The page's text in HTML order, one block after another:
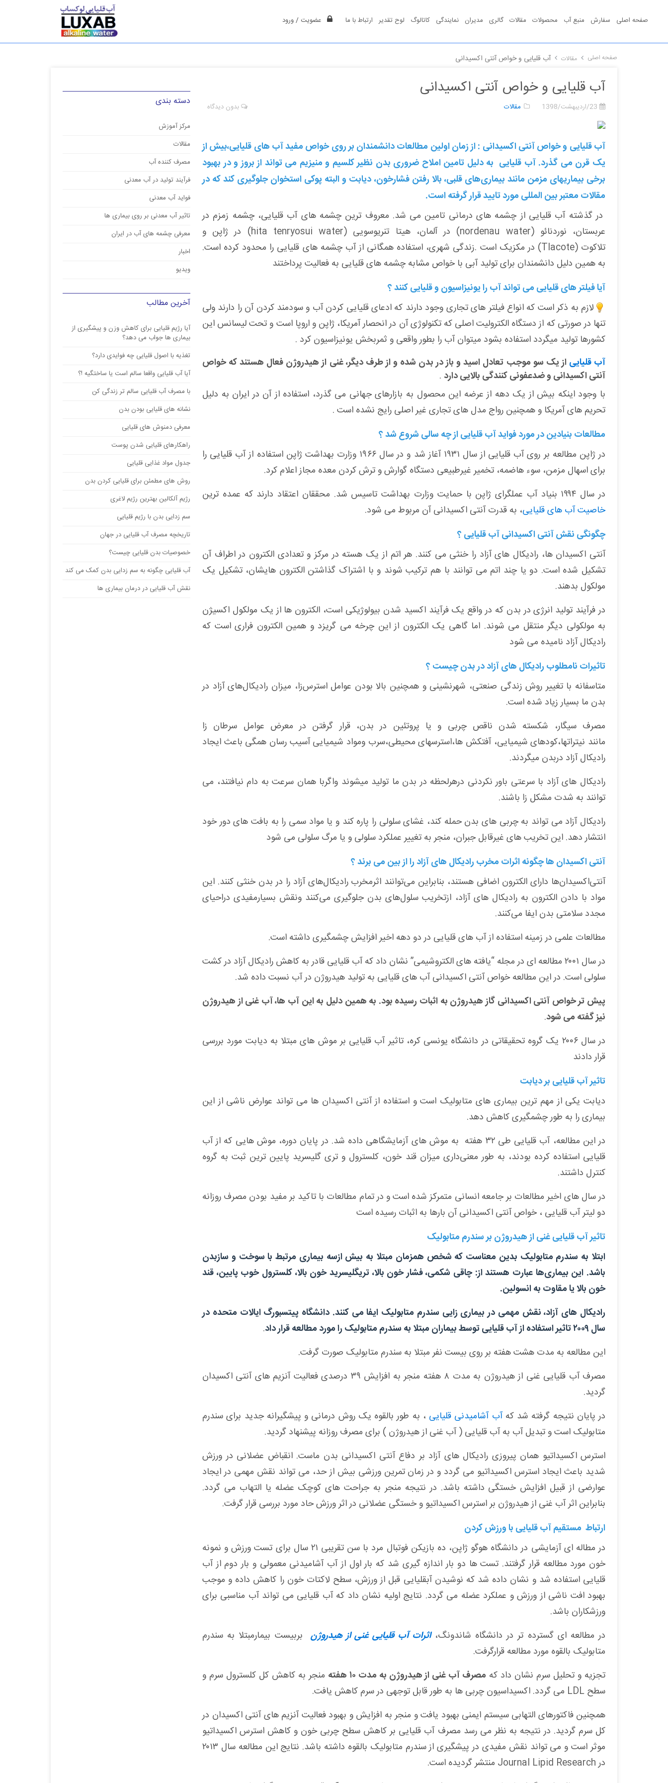
صفحه اصلی سفارش منبع آب محصولات مقالات گالری مدیران نمایندگی کاتالوگ لوح تقدیر ارتباط با ما عضویت /ورود
صفحه اصلی مقالات آب قلیایی و خواص آنتی اکسیدانی
آب قلیایی و خواص آنتی اکسیدانی
مقالات بدون دیدگاه
آب قلیایی و خواص آنتی اکسیدانی : از زمان اولین مطالعات دانشمندان بر روی خواص مفید آب های قلیایی،بیش از
یک قرن می گذرد. آب قلیایی به دلیل تامین املاح ضروری بدن نظیر کلسیم و منیزیم می تواند از بروز و در بهبود
برخی بیماریهای مزمن مانند بیماری‌های قلبی، بالا رفتن فشارخون، دیابت و البته پوکی‌ استخوان جلوگیری کند که در
مقالات معتبر بین المللی مورد تایید قرار گرفته است.
در گذشته آب قلیایی از چشمه های درمانی تامین می شد. معروف ترین چشمه های آب قلیایی، چشمه زمزم در
عربستان، نوردنائو (nordenau water) در آلمان، هیتا تنریوسویی (hita tenryosui water) در ژاپن و
تلاکوت (Tlacote) در مکزیک است .زندگی شهری، استفاده همگانی از آب چشمه های قلیایی را محدود کرده است.
به همین دلیل دانشمندان برای تولید آبی با خواص مشابه چشمه های قلیایی به فعالیت پرداختند
آیا فیلتر های قلیایی می تواند آب را یونیزاسیون و قلیایی کنند ؟
لازم به ذکر است که انواع فیلتر های تجاری وجود دارند که ادعای قلیایی کردن آب و سودمند کردن آن را دارند ولی
تنها در صورتی که از دستگاه الکترولیت اصلی که تکنولوژی آن در انحصار آمریکا، ژاپن و اروپا است و تحت لیسانس این
کشورها تولید میگردد استفاده بشود میتوان آب را بطور واقعی و ثمربخش یونیزاسیون کرد .
آب قلیایی از یک سو موجب تعادل اسید و باز در بدن شده و از طرف دیگر، غنی از هیدروژن فعال هستند که خواص
آنتی اکسیدانی و ضدعفونی کنندگی بالایی دارد .
با وجود اینکه بیش از یک دهه از عرضه این محصول به بازارهای جهانی می گذرد، استفاده از آن در ایران به دلیل
تحریم های آمریکا و همچنین رواج مدل های تجاری غیر اصلی رایج نشده است .
مطالعات بنیادین در مورد فواید آب قلیایی از چه سالی شروع شد ؟
در ژاپن مطالعه بر روی آب قلیایی از سال ۱۹۳۱ آغاز شد و در سال ۱۹۶۶ وزارت بهداشت ژاپن استفاده از آب قلیایی را
برای اسهال مزمن، سوء هاضمه، تخمیر غیرطبیعی دستگاه گوارش و ترش کردن معده مجاز اعلام کرد.
در سال ۱۹۹۴ بنیاد آب عملگرای ژاپن با حمایت وزارت بهداشت تاسیس شد. محققان اعتقاد دارند که عمده ترین
خاصیت آب های قلیایی، به قدرت آنتی اکسیدانی آن مربوط می شود.
چگونگی نقش آنتی اکسیدانی آب قلیایی ؟
آنتی اکسیدان ها، رادیکال های آزاد را خنثی می کنند. هر اتم از یک هسته در مرکز و تعدادی الکترون در اطراف آن
تشکیل شده است. دو یا چند اتم می توانند با هم ترکیب شوند و با اشتراک گذاشتن الکترون هایشان، تشکیل یک
مولکول بدهند.
در فرآیند تولید انرژی در بدن که در واقع یک فرآیند اکسید شدن بیولوژیکی است، الکترون ها از یک مولکول اکسیژن
به مولکولی دیگر منتقل می شوند. اما گاهی یک الکترون از این چرخه می گریزد و همین الکترون فراری است که
رادیکال آزاد نامیده می شود
تاثیرات نامطلوب رادیکال های آزاد در بدن چیست ؟
متاسفانه با تغییر روش زندگی صنعتی، شهرنشینی و همچنین بالا بودن عوامل استرس‌زا، میزان رادیکال‌های آزاد در
بدن ما بسیار زیاد شده است.
مصرف سیگار، شکسته شدن ناقص چربی و یا پروتئین در بدن، قرار گرفتن در معرض عوامل سرطان زا
مانند نیتراتها،کودهای شیمیایی، آفتکش ها،استرسهای محیطی،سرب ومواد شیمیایی آسیب رسان همگی باعث ایجاد
رادیکال آزاد دربدن میگردند.
رادیکال های آزاد با سرعتی باور نکردنی درهرلحظه در بدن ما تولید میشوند واگربا همان سرعت به دام نیافتند، می
توانند به شدت مشکل زا باشند.
رادیكال آزاد می تواند به چربی های بدن حمله کند، غشای سلولی را پاره كند و یا مواد سمی را به بافت های دور خود
انتشار دهد. این تخریب های غیرقابل جبران، منجر به تغییر عملكرد سلولی و یا مرگ سلولی می شود
آنتی اکسیدان ها چگونه اثرات مخرب رادیکال های آزاد را از بین می برند ؟
آنتی‌اکسیدان‌ها دارای الکترون اضافی هستند، بنابراین می‌توانند اثرمخرب رادیکال‌های آزاد را در بدن خنثی کنند. این
مواد با دادن الکترون به رادیکال‌ های آزاد، ازتخریب سلول‌های بدن جلوگیری می‌کنند ونقش بسیارمفیدی دراحیای
مجدد سلامتی بدن ایفا می‌کنند.
مطالعات علمی در زمینه استفاده از آب های قلیایی در دو دهه اخیر افزایش چشمگیری داشته است.
در سال ۲۰۰۱ مطالعه ای در مجله “یافته های الکتروشیمی” نشان داد که آب قلیایی قادر به کاهش رادیکال آزاد در کشت
سلولی است. در این مطالعه خواص آنتی اکسیدانی آب های قلیایی به تولید هیدروژن در آب نسبت داده شد.
پیش تر خواص آنتی اکسیدانی گاز هیدروژن به اثبات رسیده بود. به همین دلیل به این آب ها، آب غنی از هیدروژن
نیز گفته می شود.
در سال ۲۰۰۶ یک گروه تحقیقاتی در دانشگاه یونسی کره، تاثیر آب قلیایی بر موش های مبتلا به دیابت مورد بررسی
قرار دادند
تاثیر آب قلیایی بر دیابت
دیابت یکی از مهم ترین بیماری های متابولیک است و استفاده از آنتی اکسیدان ها می تواند عوارض ناشی از این
بیماری را به طور چشمگیری کاهش دهد.
در این مطالعه، آب قلیایی طی ۳۲ هفته به موش های آزمایشگاهی داده شد. در پایان دوره، موش هایی که از آب
قلیایی استفاده کرده بودند، به طور معنی‌داری میزان قند خون، کلسترول و تری گلیسرید پایین ترین ثبت به گروه
کنترل داشتند.
در سال های اخیر مطالعات بر جامعه انسانی متمرکز شده است و در تمام مطالعات با تاکید بر مفید بودن مصرف روزانه
دو لیتر آب قلیایی ، خواص آنتی اکسیدانی آن بارها به اثبات رسیده است
تاثیرآب قلیایی غنی از هیدروژن بر سندرم متابولیک
ابتلا به سندرم متابولیک بدین معناست که شخص همزمان مبتلا به بیش ازسه بیماری مرتبط با سوخت و سازبدن
باشد. این بیماری‌ها عبارت هستند از: چاقی شکمی، فشار خون بالا، تریگلیسرید خون بالا، کلسترول خوب پایین، قند
خون بالا یا مقاوت به انسولین.
رادیکال های آزاد، نقش مهمی در بیماری زایی سندرم متابولیک ایفا می کنند. دانشگاه پیتسبورگ ایالات متحده در
سال ۲۰۰۹ تاثیر استفاده از آب قلیایی توسط بیماران مبتلا به سندرم متابولیک را مورد مطالعه قرار داد
.
این مطالعه به مدت هشت هفته بر روی بیست نفر مبتلا به سندرم متابولیک صورت گرفت.
مصرف آب قلیایی غنی از هیدروژن به مدت ۸ هفته منجر به افزایش ۳۹ درصدی فعالیت آنزیم های آنتی اکسیدان
گردید.
در پایان نتیجه گرفته شد کهآب آشامیدنی قلیایی ، به طور بالقوه یک روش درمانی و پیشگیرانه جدید برای سندرم
متابولیک است و تبدیل آب به آب قلیایی ( آب غنی از هیدروژن ) برای مصرف روزانه پیشنهاد گردید.
استرس اکسیداتیو همان پیروزی رادیکال های آزاد بر دفاع آنتی اکسیدانی بدن ماست. انقباض عضلانی در ورزش
شدید باعث ایجاد استرس اکسیداتیو می گردد و در زمان تمرین ورزشی بیش از حد، می تواند نقش مهمی در ایجاد
عوارضی از قبیل افزایش خستگی داشته باشد. در نتیجه منجر به جراحت های کوچک عضله یا التهاب می گردد.
بنابراین اثر آب غنی از هیدروژن بر استرس اکسیداتیو و خستگی عضلانی در اثر ورزش حاد مورد بررسی قرار گرفت.
ارتباط مستقیم آب قلیایی با ورزش کردن
در مطاله ای آزمایشی در دانشگاه هوگو ژاپن، ده بازیکن فوتبال مرد با سن تقریبی ۲۱ سال برای تست ورزش و نمونه
خون مورد مطالعه قرار گرفتند. تست ها دو بار اندازه گیری شد که بار اول از آب آشامیدنی معمولی و بار دوم از آب
قلیایی استفاده شد و نشان داده شد که نوشیدن آبقلیایی قبل از ورزش، سطح لاکتات خون را کاهش داده و موجب
بهبود افت ناشی از ورزش و عملکرد عضله می گردد. نتایج اولیه نشان داد که آب قلیایی می تواند آب مناسبی برای
ورزشکاران باشد.
در مطالعه ای گسترده تر در دانشگاه شاندونگ،اثرات آب قلیایی غنی از هیدروژن بربیست بیمارمبتلا به سندرم
متابولیک بالقوه مورد مطالعه قرارگرفت.
تجزیه و تحلیل سرم نشان داد که مصرف آب غنی از هیدروژن به مدت ۱۰ هفته
منجر به کاهش کل کلسترول سرم و
سطح LDL می گردد. اکسیداسیون چربی ها به طور قابل توجهی در سرم کاهش یافت.
همچنین فاکتورهای التهابی سیستم ایمنی بهبود یافت و منجر به افزایش و بهبود فعالیت آنزیم های آنتی اکسیدان در
کل سرم گردید. در نتیجه به نظر می رسد مصرف آب قلیایی بر کاهش سطح چربی خون و کاهش استرس اکسیداتیو
موثر است و می تواند نقش مفیدی در پیشگیری از سندرم متابولیک بالقوه داشته باشد. نتایج این مطالعه سال ۲۰۱۳
درJournal Lipid Research منتشر گردیده است.
دسته بندی
مرکز آموزش
مقالات
مصرف کننده آب
فرآیند تولید در آب معدنی
فواید آب معدنی
تاثیر آب معدنی بر روی بیماری ها
معرفی چشمه های آب در ایران
اخبار
ویدیو
آخرین مطالب
آیا رژیم قلیایی برای کاهش وزن و پیشگیری از
بیماری ها جواب می دهد؟
تغذیه با اصول قلیایی چه فوایدی دارد؟
آیا آب قلیایی واقعا سالم است یا ساختگیه !؟
با مصرف آب قلیایی سالم تر زندگی کن
نشانه های قلیایی بودن بدن
معرفی دمنوش های قلیایی
راهکارهای قلیایی شدن پوست
جدول مواد غذایی قلیایی
روش های مطمئن برای قلیایی کردن بدن
رژیم آلکالین بهترین رژیم لاغری
سم زدایی بدن با رژیم قلیایی
تاریخچه مصرف آب قلیایی در جهان
خصوصیات بدن قلیایی چیست؟
آب قلیایی چگونه به سم زدایی بدن کمک می کند
نقش آب قلیایی در درمان بیماری ها